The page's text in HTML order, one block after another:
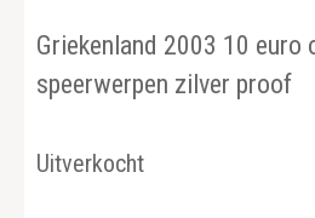
Griekenland 2003 10 euro
speerwerpen zilver proof
Uitverkocht